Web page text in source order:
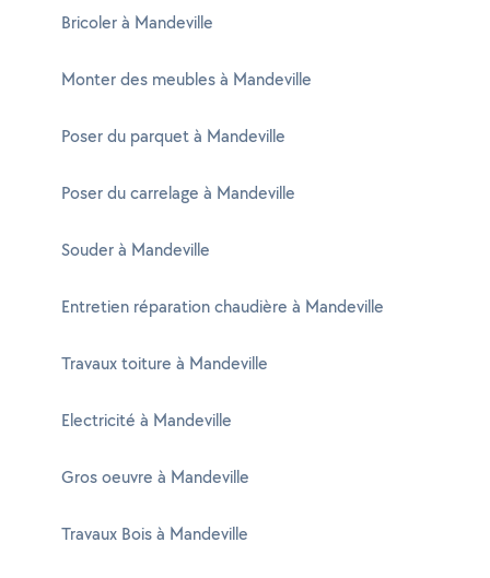
Bricoler à Mandeville
Monter des meubles à Mandeville
Poser du parquet à Mandeville
Poser du carrelage à Mandeville
Souder à Mandeville
Entretien réparation chaudière à Mandeville
Travaux toiture à Mandeville
Electricité à Mandeville
Gros oeuvre à Mandeville
Travaux Bois à Mandeville